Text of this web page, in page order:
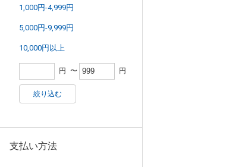
1,000円-4,999円
5,000円-9,999円
10,000円以上
円 〜 円
絞り込む
支払い方法